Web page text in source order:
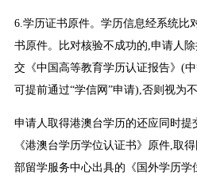
6.学历证书原件。学历信息经系统比
书原件。比对核验不成功的,申请人
交《中国高等教育学历认证报告》(
可提前通过“学信网”申请),否则视为
申请人取得港澳台学历的还应同时提
《港澳台学历学位认证书》原件,取
部留学服务中心出具的《国外学历学